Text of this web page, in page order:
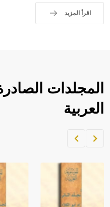
اقرأ المزيد
المجلدات
العربية